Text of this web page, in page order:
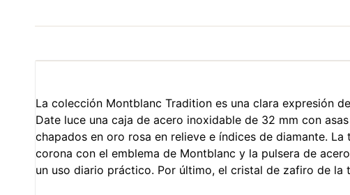
La colección Montblanc Tradition es una clara expresión
Date luce una caja de acero inoxidable de 32 mm con
chapados en oro rosa en relieve e índices de diamante.
corona con el emblema de Montblanc y la pulsera de
un uso diario práctico. Por último, el cristal de zafiro de